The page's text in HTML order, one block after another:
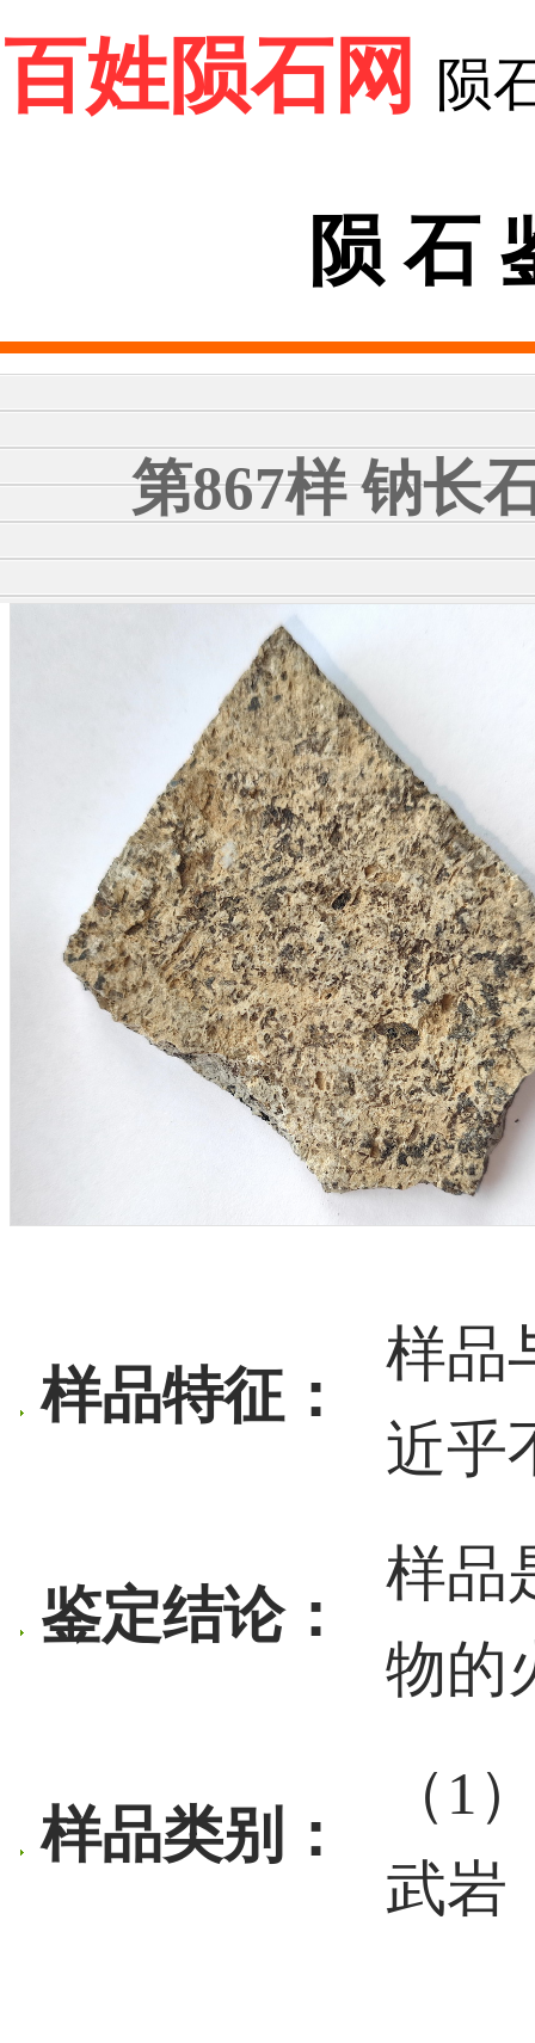
百姓陨石网 陨
陨 石
第867样 钠长
样品特征：
样品
近乎
鉴定结论：
样品
物的
样品类别：
（1
武岩